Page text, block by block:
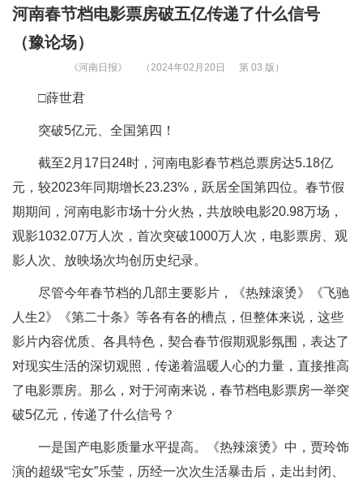
河南春节档电影票房破五亿传递了什么信号
（豫论场）
《河南日报》 （2024年02月20日 第 03 版）
□薛世君
突破5亿元、全国第四！
截至2月17日24时，河南电影春节档总票房达5.18亿
元，较2023年同期增长23.23%，跃居全国第四位。春节假
期期间，河南电影市场十分火热，共放映电影20.98万场，
观影1032.07万人次，首次突破1000万人次，电影票房、观
影人次、放映场次均创历史纪录。
尽管今年春节档的几部主要影片，《热辣滚烫》《飞驰
人生2》《第二十条》等各有各的槽点，但整体来说，这些
影片内容优质、各具特色，契合春节假期观影氛围，表达了
对现实生活的深切观照，传递着温暖人心的力量，直接推高
了电影票房。那么，对于河南来说，春节档电影票房一举突
破5亿元，传递了什么信号？
一是国产电影质量水平提高。《热辣滚烫》中，贾玲饰
演的超级“宅女”乐莹，历经一次次生活暴击后，走出封闭、